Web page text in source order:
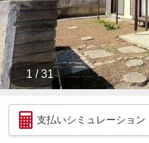
1 / 31
支払いシミュレーション